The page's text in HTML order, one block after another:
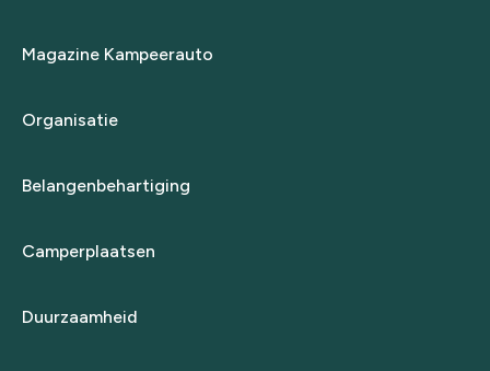
Magazine Kampeerauto
Organisatie
Belangenbehartiging
Camperplaatsen
Duurzaamheid